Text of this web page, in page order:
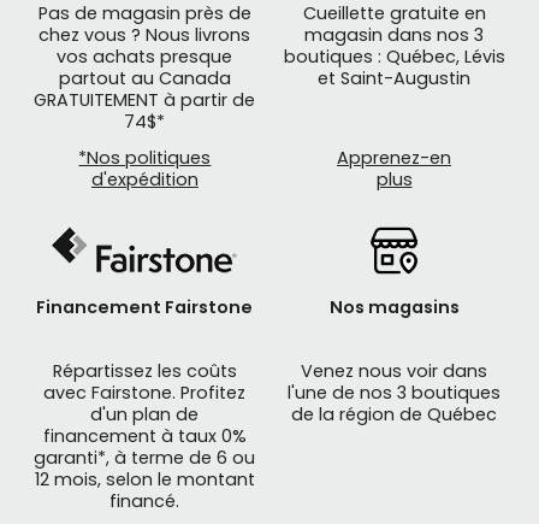
Pas de magasin près de
chez vous ? Nous livrons
vos achats presque
partout au Canada
GRATUITEMENT à partir de
74$*
*Nos politiques
d'expédition
Cueillette gratuite en
magasin dans nos 3
boutiques : Québec, Lévis
et Saint-Augustin
Apprenez-en
plus
Financement Fairstone
Répartissez les coûts
avec Fairstone. Profitez
d'un plan de
financement à taux 0%
garanti*, à terme de 6 ou
12 mois, selon le montant
financé.
Nos magasins
Venez nous voir dans
l'une de nos 3 boutiques
de la région de Québec